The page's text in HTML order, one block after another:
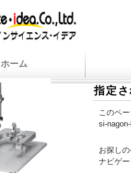
ホーム
指定
このペ
si-
お探し
ナビゲ